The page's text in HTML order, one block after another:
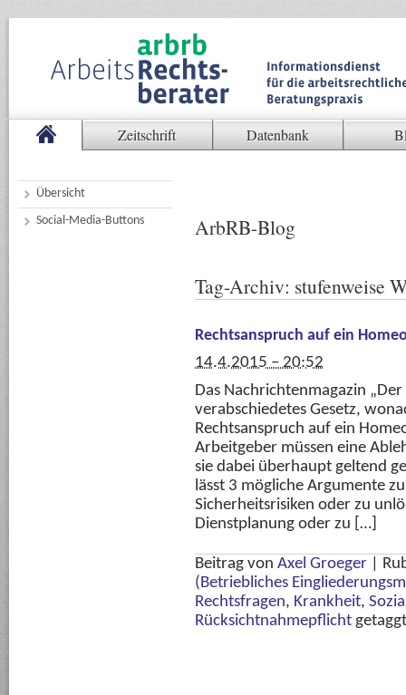
Zeitschrift Datenbank
Übersicht
Social-Media-Buttons
ArbRB-Blog
Tag-Archiv: stufenweise
Rechtsanspruch auf ein
14.4.2015 – 20:52
Das Nachrichtenmagazin
verabschiedetes Gesetz,
Rechtsanspruch auf ein
Arbeitgeber müssen eine
sie dabei überhaupt geltend
lässt 3 mögliche Argumente
Sicherheitsrisiken oder zu
Dienstplanung oder zu […]
Beitrag von Axel Groeger
(Betriebliches
Rechtsfragen, Krankheit,
Rücksichtnahmepflicht getaggt